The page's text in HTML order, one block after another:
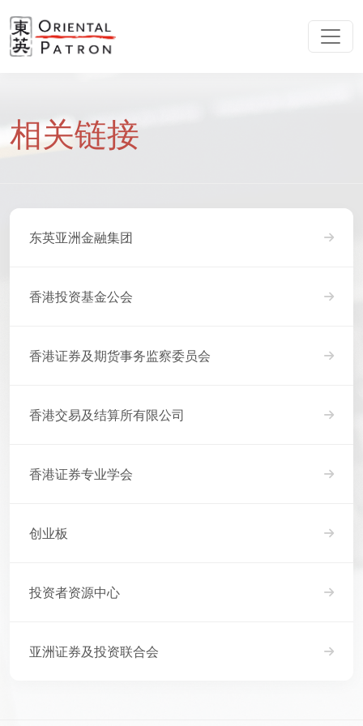
相关链接
东英亚洲金融集团
香港投资基金公会
香港证券及期货事务监察委员会
香港交易及结算所有限公司
香港证券专业学会
创业板
投资者资源中心
亚洲证券及投资联合会